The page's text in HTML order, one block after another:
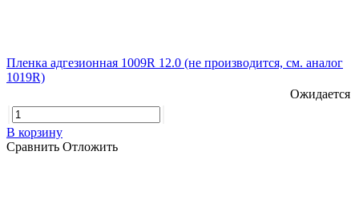
Пленка адгезионная 1009R 12.0 (не производится, см. аналог
1019R)
Ожидается
В корзину
Сравнить Отложить